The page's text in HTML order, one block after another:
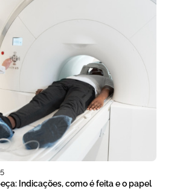
Indicações, como é feita e o papel